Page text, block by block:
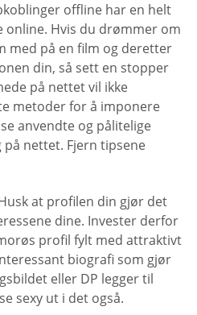
offline har en helt
Hvis du drømmer om
med på en film og deretter
din, så sett en stopper
på nettet vil ikke
metoder for å imponere
anvendte og pålitelige
nettet. Fjern tipsene
at profilen din gjør det
dine. Invester derfor
profil fylt med attraktivt
biografi som gjør
eller DP legger til
sexy ut i det også.